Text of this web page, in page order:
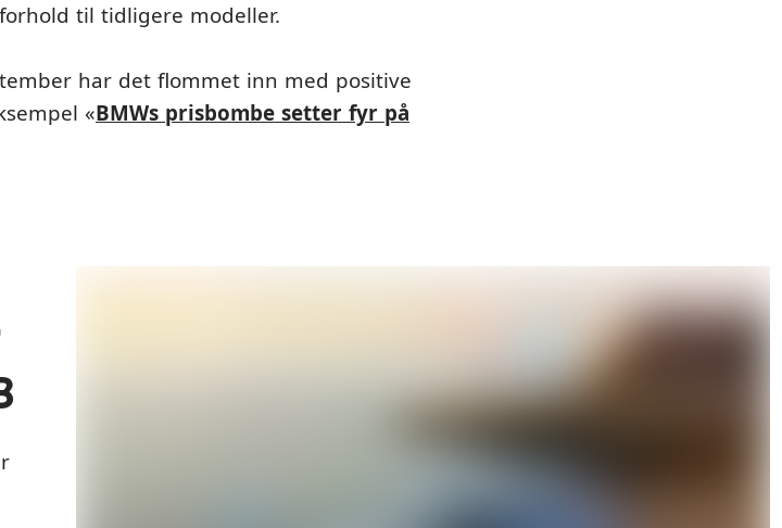
til tidligere modeller.
har det flommet inn med positive
«BMWs prisbombe setter fyr på